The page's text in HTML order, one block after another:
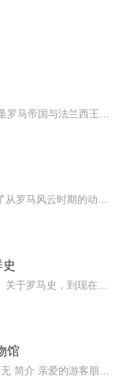
馆